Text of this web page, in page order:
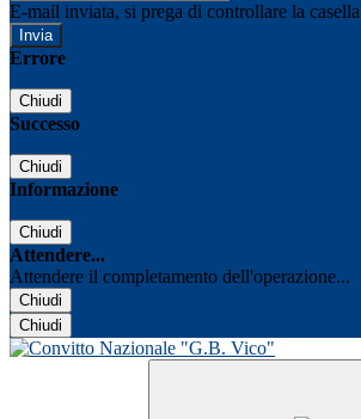
E-mail inviata, si prega di controllare la
Errore
Chiudi
Successo
Chiudi
Informazione
Chiudi
Attendere...
Attendere il completamento dell'operazione...
Chiudi
Chiudi